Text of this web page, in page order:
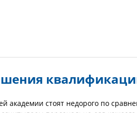
академии стоят недорого по